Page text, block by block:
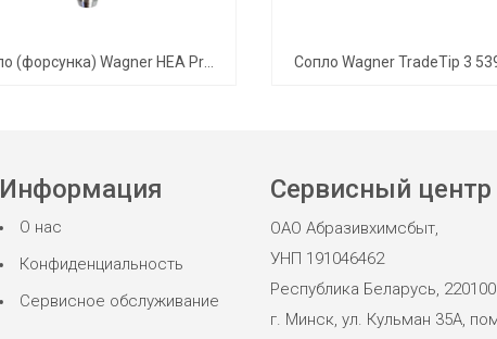
Сопло (форсунка) Wagner HEA ProTip 417
Информация
О нас
Конфиденциальность
Сервисное обслуживание
Сервисный центр
ОАО Абразивхимсбыт,
УНП 191046462
Республика Беларусь, 220100
г. Минск, ул. Кульман 35А,